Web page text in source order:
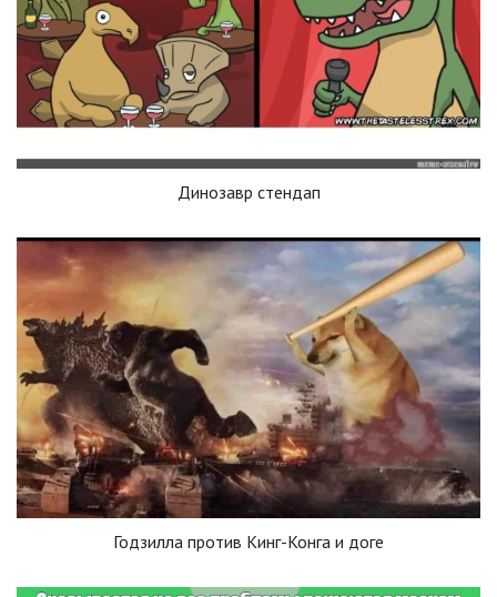
Динозавр стендап
Годзилла против Кинг-Конга и доге